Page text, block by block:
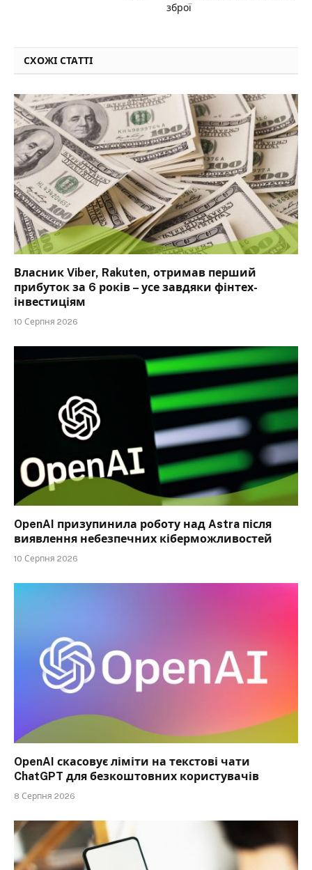
зброї
СХОЖІ СТАТТІ
Власник Viber, Rakuten, отримав перший
прибуток за 6 років – усе завдяки фінтех-
інвестиціям
10 Серпня 2026
OpenAI призупинила роботу над Astra після
виявлення небезпечних кіберможливостей
10 Серпня 2026
OpenAI скасовує ліміти на текстові чати
ChatGPT для безкоштовних користувачів
8 Серпня 2026